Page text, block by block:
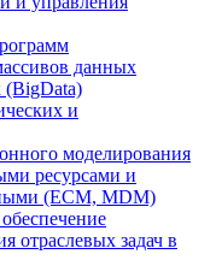
данных
(BigData)
и
моделирования
ресурсами и
(ECM, MDM)
отраслевых задач в